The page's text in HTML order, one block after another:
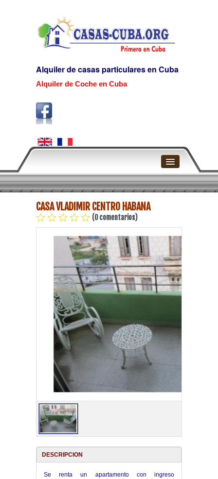
Alquiler de casas particulares en Cuba
Alquiler de Coche en Cuba
Home
La Habana
Pinar del Río
Varadero
Trinidad
Otras Ciudades
CASA VLADIMIR CENTRO HABANA
(0 comentarios)
DESCRIPCION
Se renta un apartamento con ingreso